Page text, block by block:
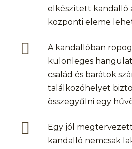
elkészített kandalló
központi eleme
A kandallóban
különleges
család és barátok
találkozóhelyet
összegyűlni egy
Egy jól
kandalló nemcsak